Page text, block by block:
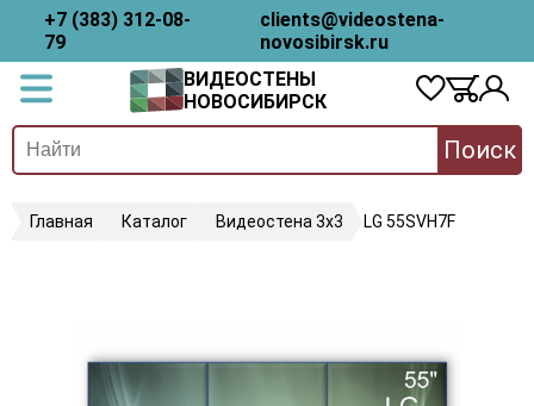
+7 (383) 312-08-
79
clients@videostena-
novosibirsk.ru
ВИДЕОСТЕНЫ
НОВОСИБИРСК
Поиск
Главная Каталог Видеостена 3х3 LG 55SVH7F